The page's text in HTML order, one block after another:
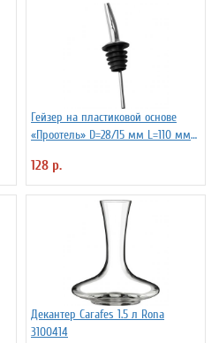
Гейзер на пластиковой основе
«Проотель» D=28/15 мм L=110 мм
128 р.
Декантер Carafes 1.5 л Rona
3100414